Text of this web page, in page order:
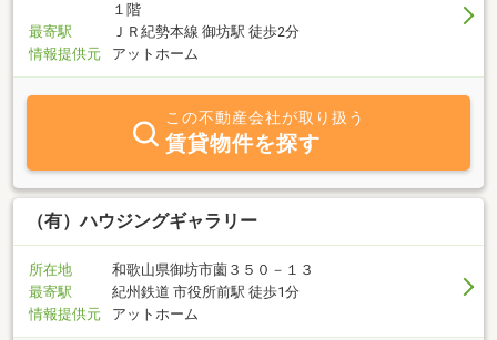
１階
最寄駅
ＪＲ紀勢本線 御坊駅 徒歩2分
情報提供元
アットホーム
この不動産会社が取り扱う
賃貸物件を探す
（有）ハウジングギャラリー
所在地
和歌山県御坊市薗３５０－１３
最寄駅
紀州鉄道 市役所前駅 徒歩1分
情報提供元
アットホーム